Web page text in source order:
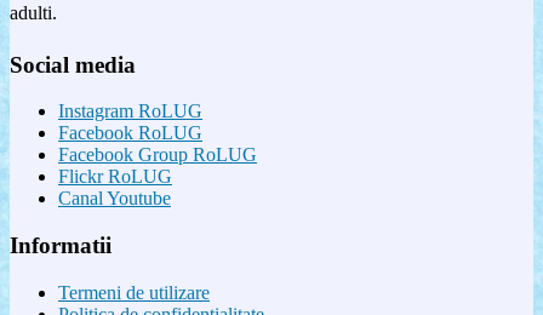
adulti.
Social media
Instagram RoLUG
Facebook RoLUG
Facebook Group RoLUG
Flickr RoLUG
Canal Youtube
Informatii
Termeni de utilizare